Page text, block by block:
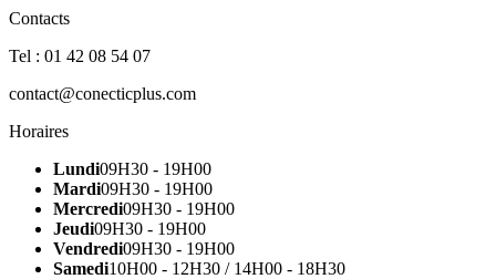
Contacts
Tel : 01 42 08 54 07
contact@conecticplus.com
Horaires
Lundi09H30 - 19H00
Mardi09H30 - 19H00
Mercredi09H30 - 19H00
Jeudi09H30 - 19H00
Vendredi09H30 - 19H00
Samedi10H00 - 12H30 / 14H00 - 18H30